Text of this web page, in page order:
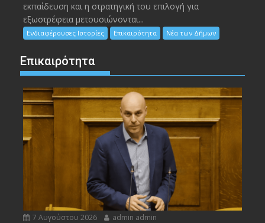
εκπαίδευση και η στρατηγική του επιλογή για
εξωστρέφεια μετουσιώνονται...
Ενδιαφέρουσες Ιστορίες Επικαιρότητα Νέα των Δήμων
Επικαιρότητα
7 Αυγούστου 2026 admin admin